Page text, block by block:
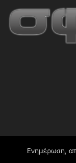
Ενημέρωση,